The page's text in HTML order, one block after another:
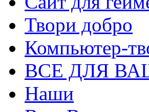
Твори добро
Компьютер-
ВСЕ ДЛЯ
Наши